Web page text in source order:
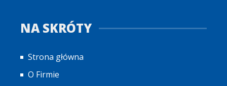
NA SKRÓTY
Strona główna
O Firmie